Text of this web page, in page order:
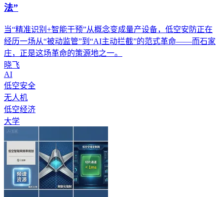
法”
当“精准识别+智能干预”从概念变成量产设备，低空安防正在
经历一场从“被动监管”到“AI主动拦截”的范式革命——而石家
庄，正是这场革命的策源地之一。
晓飞
AI
低空安全
无人机
低空经济
大学